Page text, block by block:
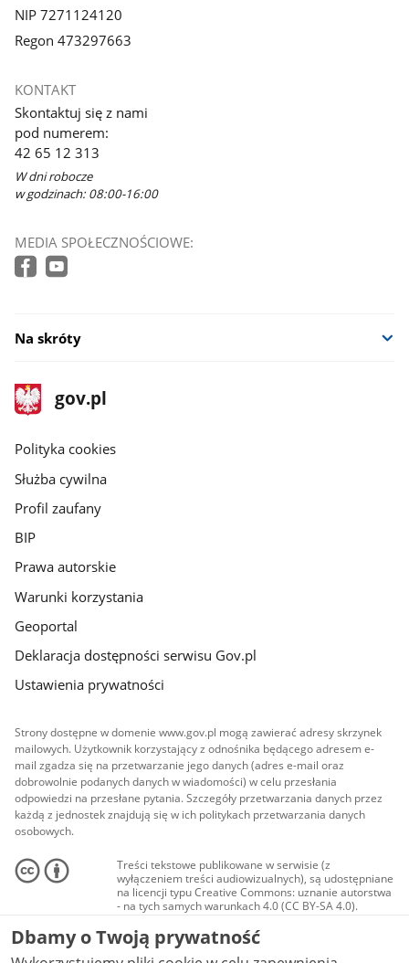
NIP 7271124120
Regon 473297663
KONTAKT
Skontaktuj się z nami
pod numerem:
42 65 12 313
W dni robocze
w godzinach: 08:00-16:00
MEDIA SPOŁECZNOŚCIOWE:
Na skróty
stopka
gov.pl
Strona
gov.pl
gov.pl
Polityka cookies
Służba cywilna
Profil zaufany
BIP
Prawa autorskie
Warunki korzystania
Geoportal
Deklaracja dostępności serwisu Gov.pl
Ustawienia prywatności
Strony dostępne w domenie www.gov.pl mogą zawierać adresy skrzynek
mailowych. Użytkownik korzystający z odnośnika będącego adresem e-
mail zgadza się na przetwarzanie jego danych (adres e-mail oraz
dobrowolnie podanych danych w wiadomości) w celu przesłania
odpowiedzi na przesłane pytania. Szczegóły przetwarzania danych przez
każdą z jednostek znajdują się w ich politykach przetwarzania danych
osobowych.
Treści tekstowe publikowane w serwisie (z
wyłączeniem treści audiowizualnych), są udostępniane
na licencji typu Creative Commons: uznanie autorstwa
- na tych samych warunkach 4.0 (CC BY-SA 4.0).
Materiały audiowizualne, w tym zdjęcia, materiały
audio i wideo, są udostępniane na licencji typu
Creative Commons: uznanie autorstwa użycie
Dbamy o Twoją prywatność